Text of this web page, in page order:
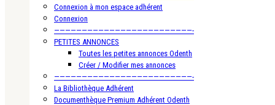
Connexion à mon espace adhérent
Connexion
—————————————————————————-
PETITES ANNONCES
Toutes les petites annonces Odenth
Créer / Modifier mes annonces
—————————————————————————-
La Bibliothèque Adhérent
Documenthèque Premium Adhérent Odenth